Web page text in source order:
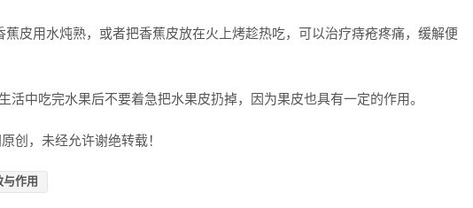
皮用水炖熟，或者把香蕉皮放在火上烤趁热吃，可以治疗痔疮疼痛，缓解便
活中吃完水果后不要着急把水果皮扔掉，因为果皮也具有一定的作用。
创，未经允许谢绝转载！
与作用